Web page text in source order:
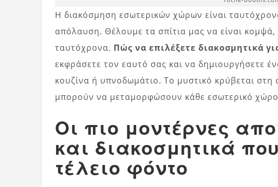
Η διακόσμηση εσωτερικών χώρων είναι
απόλαυση. Θέλουμε τα σπίτια μας να είναι
ταυτόχρονα. Πώς να επιλέξετε διακοσμητικά
εκφράσετε τον εαυτό σας και να δημιουργήσετε
κουζίνα ή υπνοδωμάτιο. Το μυστικό κρύβεται
μπορούν να μεταμορφώσουν κάθε εσωτερικό
Οι πιο μοντέρνες
και διακοσμητικά
τέλειο φόντο